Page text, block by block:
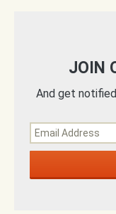
JOIN
And get